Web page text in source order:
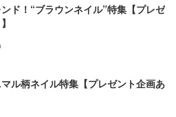
ド！“ブラウンネイル”特集【プレゼ
ル柄ネイル特集【プレゼント企画あ